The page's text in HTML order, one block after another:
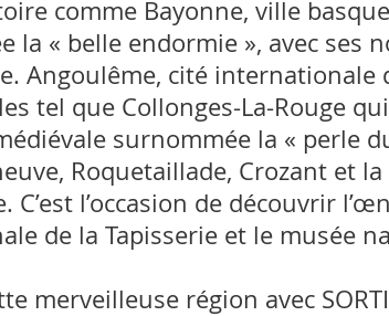
comme Bayonne, ville
la « belle endormie », avec
Angoulême, cité internationale
tel que Collonges-La-Rouge
surnommée la « perle
Roquetaillade, Crozant et
l’occasion de découvrir
de la Tapisserie et le musée
merveilleuse région avec